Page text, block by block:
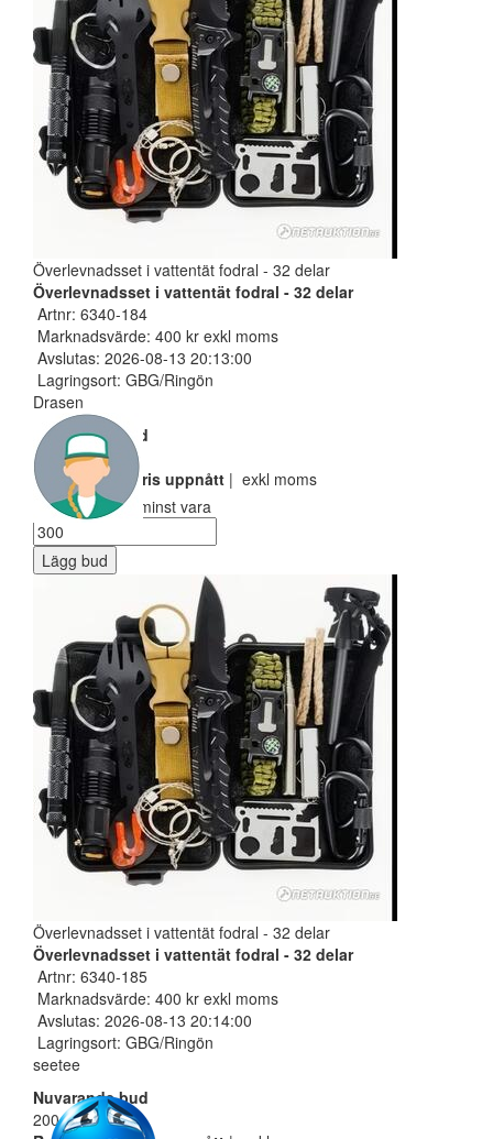
Överlevnadsset i vattentät fodral - 32 delar
Överlevnadsset i vattentät fodral - 32 delar
Artnr: 6340-184
Marknadsvärde: 400 kr exkl moms
Avslutas: 2026-08-13 20:13:00
Lagringsort: GBG/Ringön
Drasen
Nuvarande bud
200 SEK
Reservarionspris uppnått | exkl moms
Ditt bud måste minst vara
Lägg bud
Överlevnadsset i vattentät fodral - 32 delar
Överlevnadsset i vattentät fodral - 32 delar
Artnr: 6340-185
Marknadsvärde: 400 kr exkl moms
Avslutas: 2026-08-13 20:14:00
Lagringsort: GBG/Ringön
seetee
Nuvarande bud
200 SEK